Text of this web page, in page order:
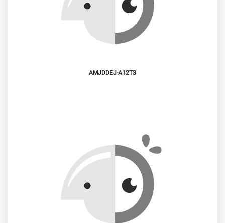
AMJDDEJ-A12T3